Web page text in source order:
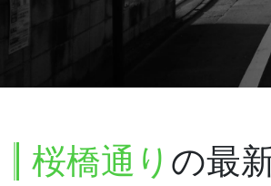
桜橋通り の最